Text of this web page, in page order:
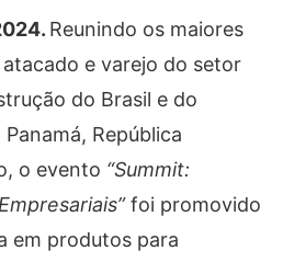
Reunindo os maiores
e varejo do setor
do Brasil e do
República
o evento “Summit:
foi promovido
em produtos para